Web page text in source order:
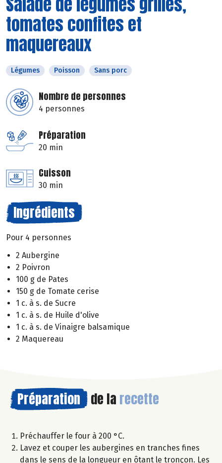
tomates confites et
maquereaux
Légumes Poisson Sans porc
Nombre de personnes
4 personnes
Préparation
20 min
Cuisson
30 min
Ingrédients
Pour 4 personnes
2 Aubergine
2 Poivron
100 g de Pates
150 g de Tomate cerise
1 c. à s. de Sucre
1 c. à s. de Huile d'olive
1 c. à s. de Vinaigre balsamique
2 Maquereau
Préparation de la recette
Préchauffer le four à 200 °C.
Lavez et couper les aubergines en tranches fines
dans le sens de la longueur en ôtant le tronçon. Les